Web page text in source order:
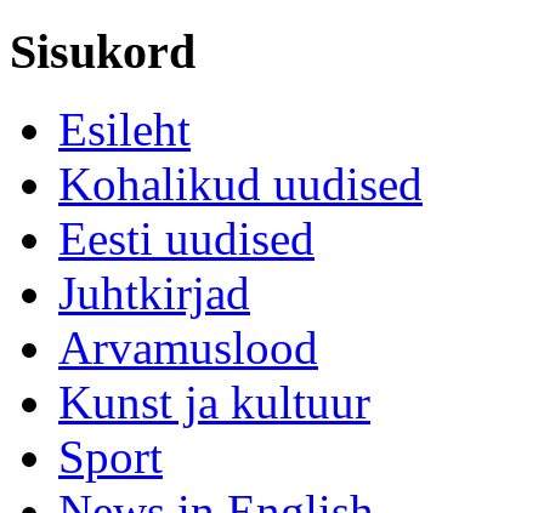
Sisukord
Esileht
Kohalikud uudised
Eesti uudised
Juhtkirjad
Arvamuslood
Kunst ja kultuur
Sport